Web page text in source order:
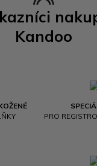
Kandoo
PRO